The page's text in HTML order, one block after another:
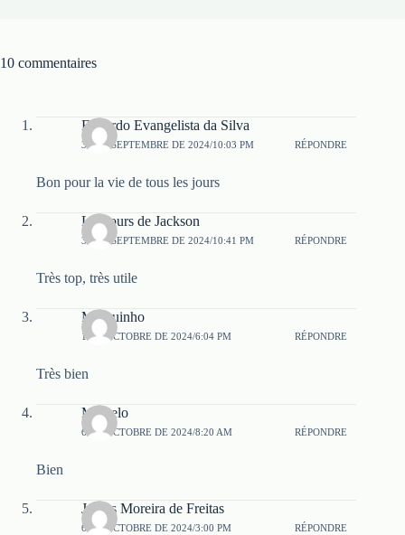
10 commentaires
Eduardo Evangelista da Silva
30 DE SEPTEMBRE DE 2024/10:03 PM RÉPONDRE
Bon pour la vie de tous les jours
Les jours de Jackson
30 DE SEPTEMBRE DE 2024/10:41 PM RÉPONDRE
Très top, très utile
Marquinho
1 DE OCTOBRE DE 2024/6:04 PM RÉPONDRE
Très bien
Marcelo
6 DE OCTOBRE DE 2024/8:20 AM RÉPONDRE
Bien
Jarbas Moreira de Freitas
6 DE OCTOBRE DE 2024/3:00 PM RÉPONDRE